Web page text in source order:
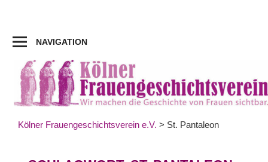
springen
NAVIGATION
Kölner Frauengeschichtsverein e.V. > St. Pantaleon